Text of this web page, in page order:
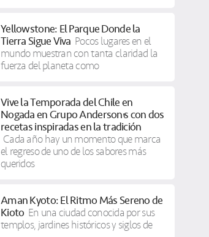
Yellowstone: El Parque Donde la
Tierra Sigue Viva Pocos lugares en el
mundo muestran con tanta claridad la
fuerza del planeta como
Vive la Temporada del Chile en
Nogada en Grupo Anderson’s con dos
recetas inspiradas en la tradición
Cada año hay un momento que marca
el regreso de uno de los sabores más
queridos
Aman Kyoto: El Ritmo Más Sereno de
Kioto En una ciudad conocida por sus
templos, jardines históricos y siglos de